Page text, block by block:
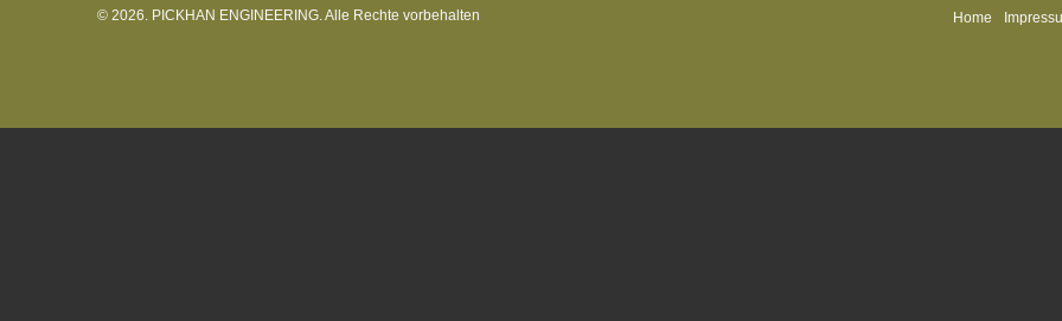
© 2026. PICKHAN ENGINEERING. Alle Rechte vorbehalten Home